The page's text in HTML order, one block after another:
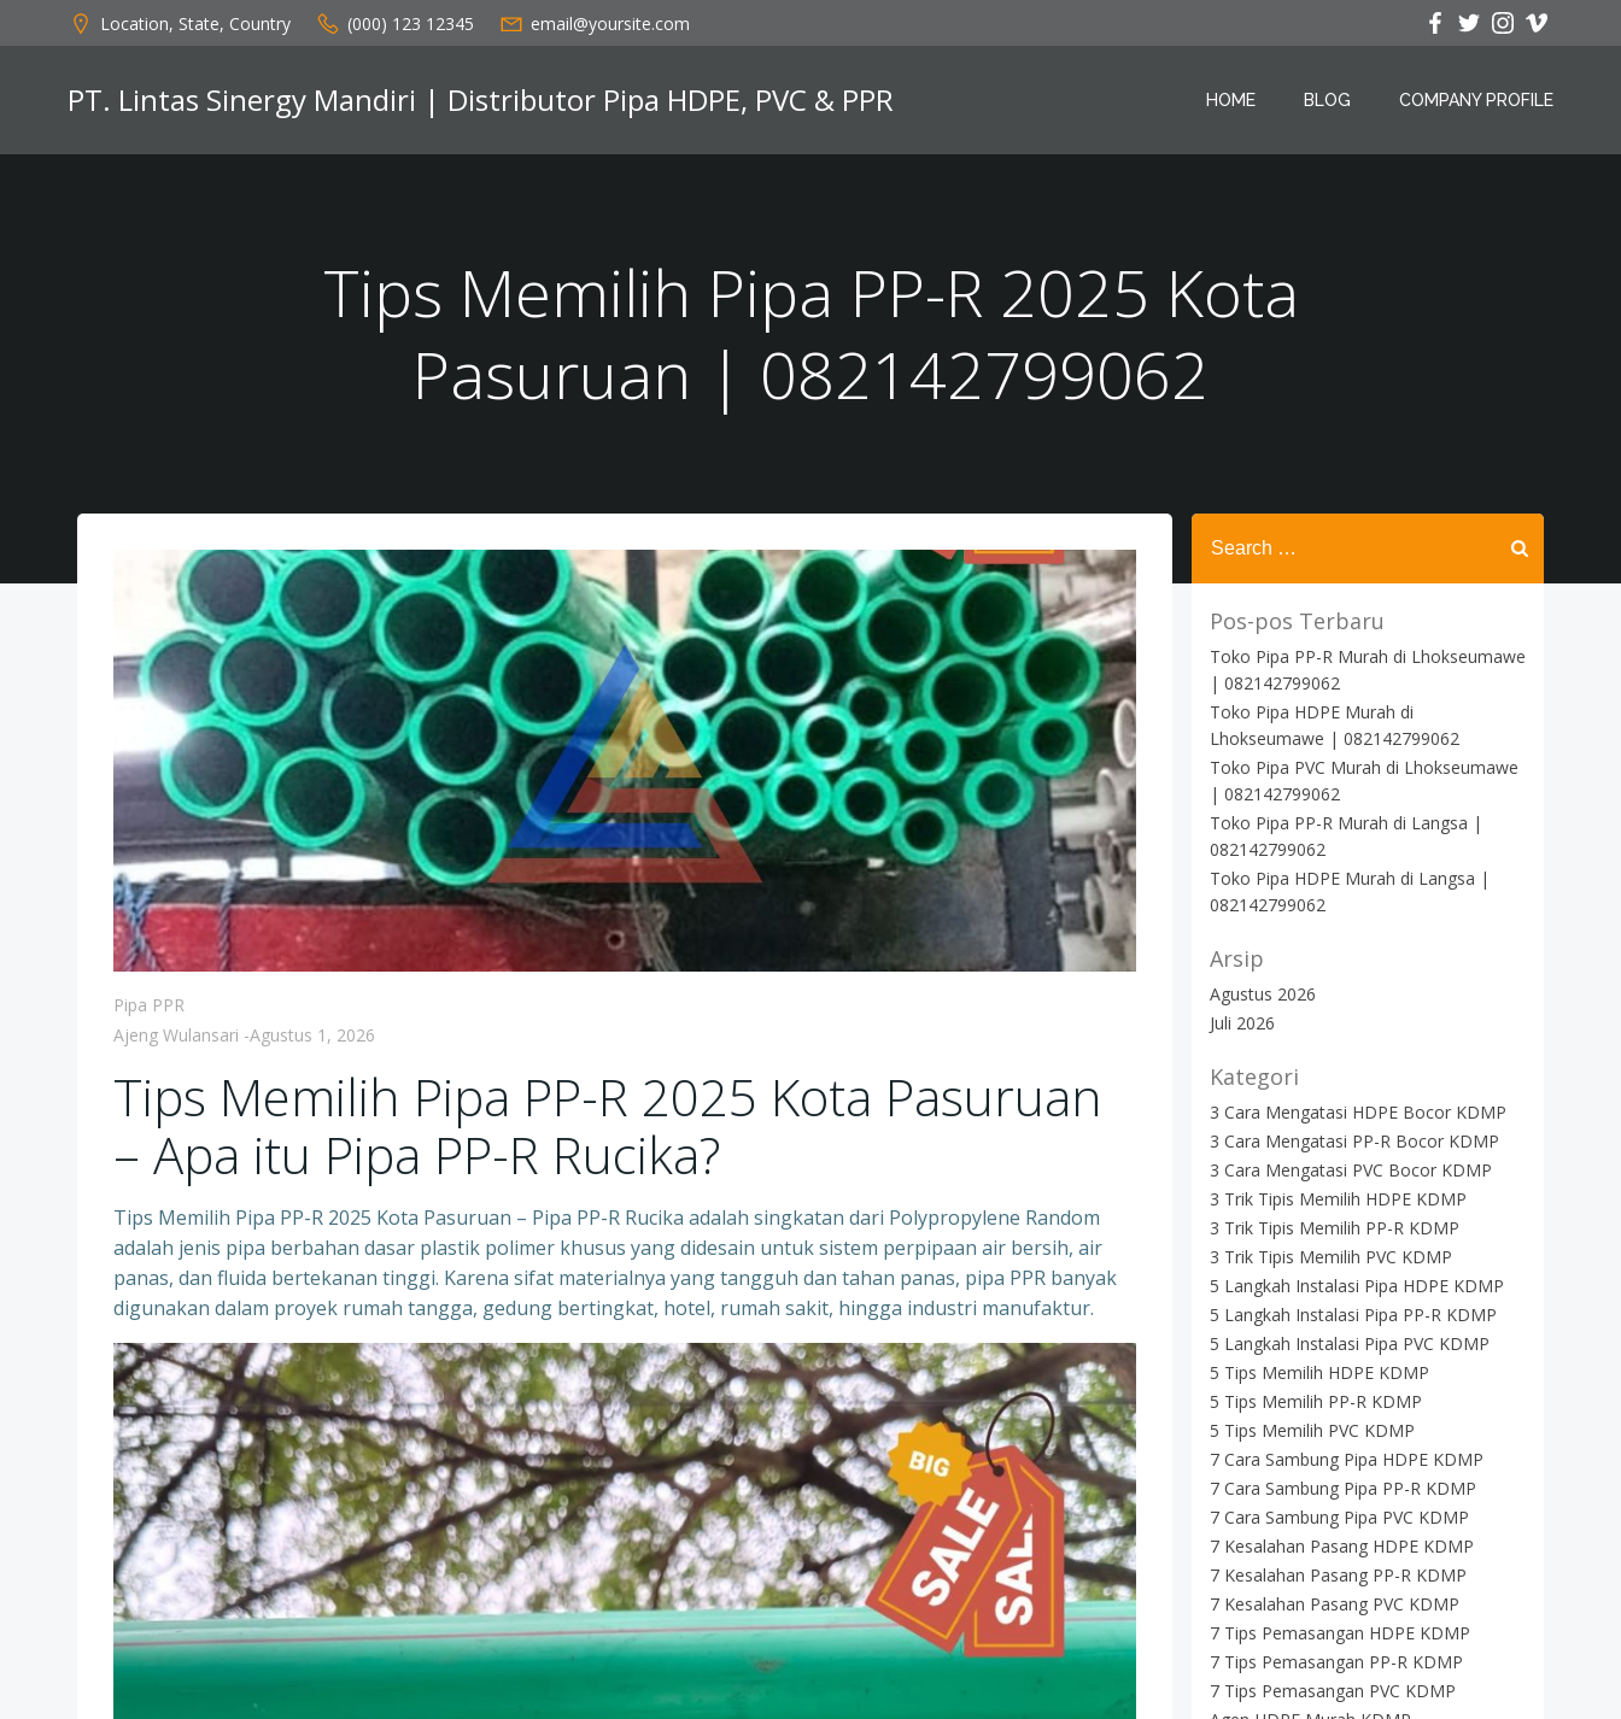
to
Location, State, Country (000) 123 12345 email@yoursite.com
PT. Lintas Sinergy Mandiri | Distributor Pipa HDPE, PVC & PPR HOME BLOG COMPANY PROFILE
Tips Memilih Pipa PP-R 2025 Kota
Pasuruan | 082142799062
Pipa PPR
Ajeng Wulansari -Agustus 1, 2026
Tips Memilih Pipa PP-R 2025 Kota Pasuruan
– Apa itu Pipa PP-R Rucika?
Tips Memilih Pipa PP-R 2025 Kota Pasuruan – Pipa PP-R Rucika adalah singkatan dari Polypropylene Random
adalah jenis pipa berbahan dasar plastik polimer khusus yang didesain untuk sistem perpipaan air bersih, air
panas, dan fluida bertekanan tinggi. Karena sifat materialnya yang tangguh dan tahan panas, pipa PPR banyak
digunakan dalam proyek rumah tangga, gedung bertingkat, hotel, rumah sakit, hingga industri manufaktur.
Search
for:
Pos-pos Terbaru
Toko Pipa PP-R Murah di Lhokseumawe
| 082142799062
Toko Pipa HDPE Murah di
Lhokseumawe | 082142799062
Toko Pipa PVC Murah di Lhokseumawe
| 082142799062
Toko Pipa PP-R Murah di Langsa |
082142799062
Toko Pipa HDPE Murah di Langsa |
082142799062
Arsip
Agustus 2026
Juli 2026
Kategori
3 Cara Mengatasi HDPE Bocor KDMP
3 Cara Mengatasi PP-R Bocor KDMP
3 Cara Mengatasi PVC Bocor KDMP
3 Trik Tipis Memilih HDPE KDMP
3 Trik Tipis Memilih PP-R KDMP
3 Trik Tipis Memilih PVC KDMP
5 Langkah Instalasi Pipa HDPE KDMP
5 Langkah Instalasi Pipa PP-R KDMP
5 Langkah Instalasi Pipa PVC KDMP
5 Tips Memilih HDPE KDMP
5 Tips Memilih PP-R KDMP
5 Tips Memilih PVC KDMP
7 Cara Sambung Pipa HDPE KDMP
7 Cara Sambung Pipa PP-R KDMP
7 Cara Sambung Pipa PVC KDMP
7 Kesalahan Pasang HDPE KDMP
7 Kesalahan Pasang PP-R KDMP
7 Kesalahan Pasang PVC KDMP
7 Tips Pemasangan HDPE KDMP
7 Tips Pemasangan PP-R KDMP
7 Tips Pemasangan PVC KDMP